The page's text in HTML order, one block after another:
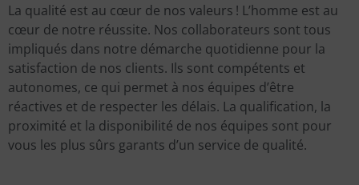
La qualité est au cœur de nos valeurs ! L’homme est au
cœur de notre réussite. Nos collaborateurs sont tous
impliqués dans notre démarche quotidienne pour la
satisfaction de nos clients. Ils sont compétents et
autonomes, ce qui permet à nos équipes d’être
réactives et de respecter les délais. La qualification, la
proximité et la disponibilité de nos équipes sont pour
vous les plus sûrs garants d’un service de qualité.